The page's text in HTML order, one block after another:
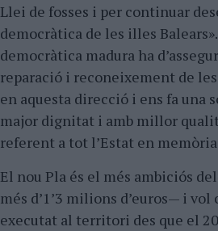
Llei de fosses i per continuar
democràtica de les illes
democràtica madura ha
reparació i reconeixement de
en aquesta direcció i ens fa una
major dignitat i amb millor
referent a tot l’Estat en
El nou Pla és el més ambiciós
més d’1’3 milions d’euros— i
executat al territori des que el